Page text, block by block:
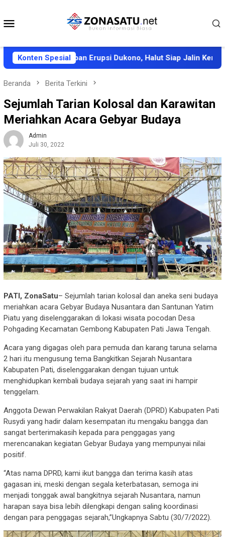
konten
Konten Spesial
Korban Erupsi Dukono, Halut Siap Jalin Kerja Sama
Beranda Berita Terkini
Sejumlah Tarian Kolosal dan Karawitan
Meriahkan Acara Gebyar Budaya
Admin
Juli 30, 2022
PATI, ZonaSatu– Sejumlah tarian kolosal dan aneka seni budaya
meriahkan acara Gebyar Budaya Nusantara dan Santunan Yatim
Piatu yang diselenggarakan di lokasi wisata pocodan Desa
Pohgading Kecamatan Gembong Kabupaten Pati Jawa Tengah.
Acara yang digagas oleh para pemuda dan karang taruna selama
2 hari itu mengusung tema Bangkitkan Sejarah Nusantara
Kabupaten Pati, diselenggarakan dengan tujuan untuk
menghidupkan kembali budaya sejarah yang saat ini hampir
tenggelam.
Anggota Dewan Perwakilan Rakyat Daerah (DPRD) Kabupaten Pati
Rusydi yang hadir dalam kesempatan itu mengaku bangga dan
sangat berterimakasih kepada para penggagas yang
merencanakan kegiatan Gebyar Budaya yang mempunyai nilai
positif.
“Atas nama DPRD, kami ikut bangga dan terima kasih atas
gagasan ini, meski dengan segala keterbatasan, semoga ini
menjadi tonggak awal bangkitnya sejarah Nusantara, namun
harapan saya bisa lebih dilengkapi dengan saling koordinasi
dengan para penggagas sejarah,”Ungkapnya Sabtu (30/7/2022).